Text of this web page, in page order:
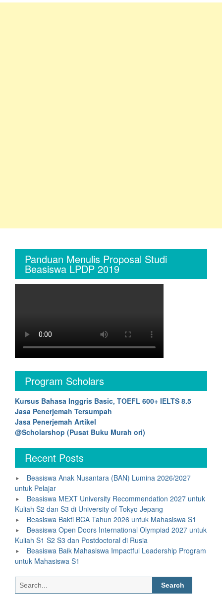
Panduan Menulis Proposal Studi
Beasiswa LPDP 2019
Program Scholars
Kursus Bahasa Inggris Basic, TOEFL 600+ IELTS 8.5
Jasa Penerjemah Tersumpah
Jasa Penerjemah Artikel
@Scholarshop (Pusat Buku Murah ori)
Recent Posts
Beasiswa Anak Nusantara (BAN) Lumina 2026/2027
untuk Pelajar
Beasiswa MEXT University Recommendation 2027 untuk
Kuliah S2 dan S3 di University of Tokyo Jepang
Beasiswa Bakti BCA Tahun 2026 untuk Mahasiswa S1
Beasiswa Open Doors International Olympiad 2027 untuk
Kuliah S1 S2 S3 dan Postdoctoral di Rusia
Beasiswa Baik Mahasiswa Impactful Leadership Program
untuk Mahasiswa S1
Search
for: